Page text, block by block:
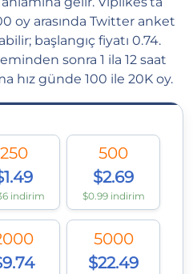
oy arasında Twitter anket
başlangıç fiyatı 0.74.
sonra 1 ila 12 saat
hız günde 100 ile 20K oy.
250
indirim
500
$2.69
$0.99 indirim
5000
$22.49